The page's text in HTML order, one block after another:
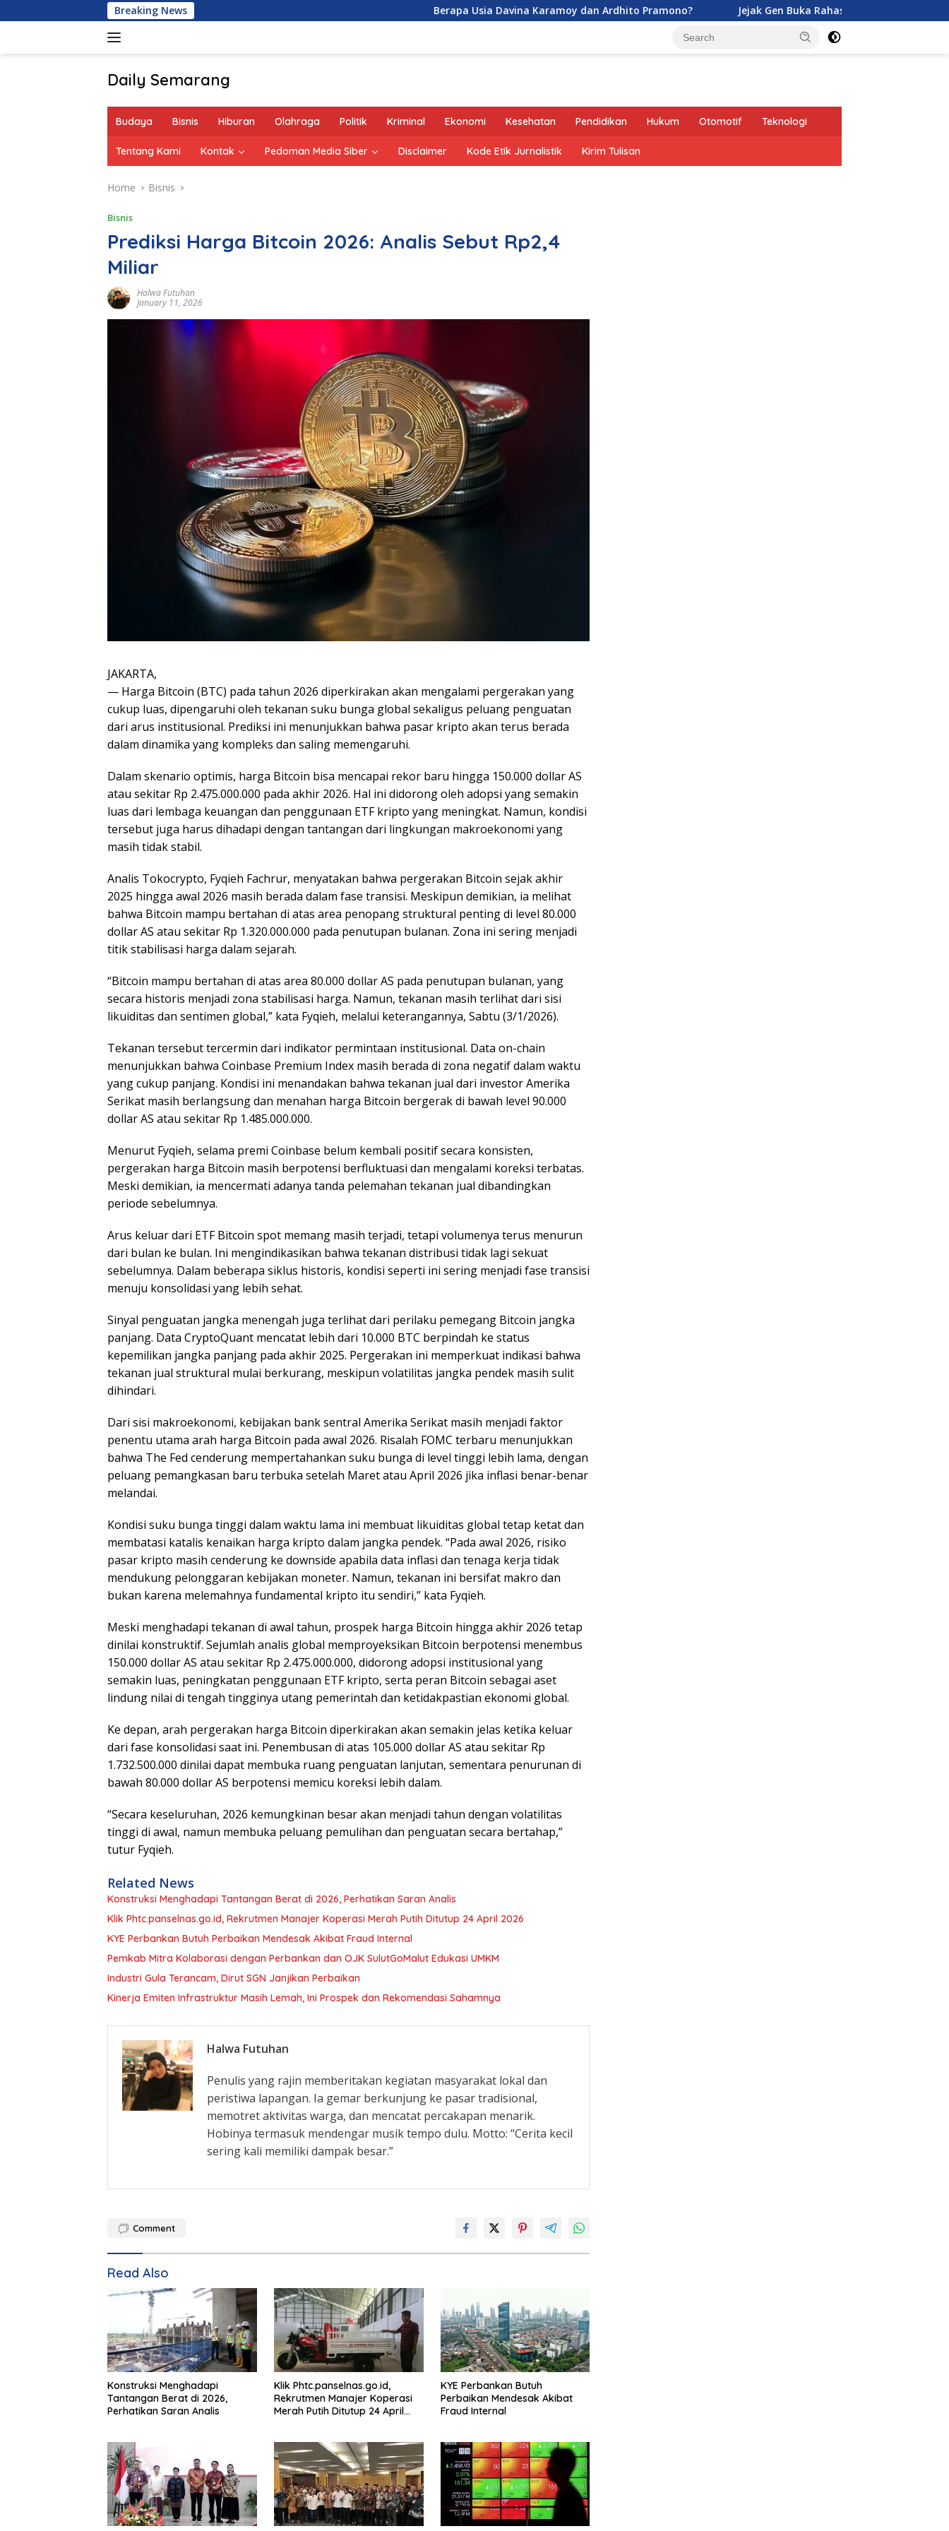
to
Breaking News Berapa Usia Davina Karamoy dan Ardhito Pramono? Jejak Gen Buka Rahasia Kucing di Eropa oleh Tentara
Daily Semarang
Hari
Informasi
Anda"
Budaya Bisnis Hiburan Olahraga Politik Kriminal Ekonomi Kesehatan Pendidikan Hukum Otomotif Teknologi
Tentang Kami Kontak Pedoman Media Siber Disclaimer Kode Etik Jurnalistik Kirim Tulisan
Home Bisnis
Bisnis
Prediksi Harga Bitcoin 2026: Analis Sebut Rp2,4
Miliar
Halwa Futuhan
January 11, 2026
JAKARTA,
— Harga Bitcoin (BTC) pada tahun 2026 diperkirakan akan mengalami pergerakan yang
cukup luas, dipengaruhi oleh tekanan suku bunga global sekaligus peluang penguatan
dari arus institusional. Prediksi ini menunjukkan bahwa pasar kripto akan terus berada
dalam dinamika yang kompleks dan saling memengaruhi.
Dalam skenario optimis, harga Bitcoin bisa mencapai rekor baru hingga 150.000 dollar AS
atau sekitar Rp 2.475.000.000 pada akhir 2026. Hal ini didorong oleh adopsi yang semakin
luas dari lembaga keuangan dan penggunaan ETF kripto yang meningkat. Namun, kondisi
tersebut juga harus dihadapi dengan tantangan dari lingkungan makroekonomi yang
masih tidak stabil.
Analis Tokocrypto, Fyqieh Fachrur, menyatakan bahwa pergerakan Bitcoin sejak akhir
2025 hingga awal 2026 masih berada dalam fase transisi. Meskipun demikian, ia melihat
bahwa Bitcoin mampu bertahan di atas area penopang struktural penting di level 80.000
dollar AS atau sekitar Rp 1.320.000.000 pada penutupan bulanan. Zona ini sering menjadi
titik stabilisasi harga dalam sejarah.
“Bitcoin mampu bertahan di atas area 80.000 dollar AS pada penutupan bulanan, yang
secara historis menjadi zona stabilisasi harga. Namun, tekanan masih terlihat dari sisi
likuiditas dan sentimen global,” kata Fyqieh, melalui keterangannya, Sabtu (3/1/2026).
Tekanan tersebut tercermin dari indikator permintaan institusional. Data on-chain
menunjukkan bahwa Coinbase Premium Index masih berada di zona negatif dalam waktu
yang cukup panjang. Kondisi ini menandakan bahwa tekanan jual dari investor Amerika
Serikat masih berlangsung dan menahan harga Bitcoin bergerak di bawah level 90.000
dollar AS atau sekitar Rp 1.485.000.000.
Menurut Fyqieh, selama premi Coinbase belum kembali positif secara konsisten,
pergerakan harga Bitcoin masih berpotensi berfluktuasi dan mengalami koreksi terbatas.
Meski demikian, ia mencermati adanya tanda pelemahan tekanan jual dibandingkan
periode sebelumnya.
Arus keluar dari ETF Bitcoin spot memang masih terjadi, tetapi volumenya terus menurun
dari bulan ke bulan. Ini mengindikasikan bahwa tekanan distribusi tidak lagi sekuat
sebelumnya. Dalam beberapa siklus historis, kondisi seperti ini sering menjadi fase transisi
menuju konsolidasi yang lebih sehat.
Sinyal penguatan jangka menengah juga terlihat dari perilaku pemegang Bitcoin jangka
panjang. Data CryptoQuant mencatat lebih dari 10.000 BTC berpindah ke status
kepemilikan jangka panjang pada akhir 2025. Pergerakan ini memperkuat indikasi bahwa
tekanan jual struktural mulai berkurang, meskipun volatilitas jangka pendek masih sulit
dihindari.
Dari sisi makroekonomi, kebijakan bank sentral Amerika Serikat masih menjadi faktor
penentu utama arah harga Bitcoin pada awal 2026. Risalah FOMC terbaru menunjukkan
bahwa The Fed cenderung mempertahankan suku bunga di level tinggi lebih lama, dengan
peluang pemangkasan baru terbuka setelah Maret atau April 2026 jika inflasi benar-benar
melandai.
Kondisi suku bunga tinggi dalam waktu lama ini membuat likuiditas global tetap ketat dan
membatasi katalis kenaikan harga kripto dalam jangka pendek. “Pada awal 2026, risiko
pasar kripto masih cenderung ke downside apabila data inflasi dan tenaga kerja tidak
mendukung pelonggaran kebijakan moneter. Namun, tekanan ini bersifat makro dan
bukan karena melemahnya fundamental kripto itu sendiri,” kata Fyqieh.
Meski menghadapi tekanan di awal tahun, prospek harga Bitcoin hingga akhir 2026 tetap
dinilai konstruktif. Sejumlah analis global memproyeksikan Bitcoin berpotensi menembus
150.000 dollar AS atau sekitar Rp 2.475.000.000, didorong adopsi institusional yang
semakin luas, peningkatan penggunaan ETF kripto, serta peran Bitcoin sebagai aset
lindung nilai di tengah tingginya utang pemerintah dan ketidakpastian ekonomi global.
Ke depan, arah pergerakan harga Bitcoin diperkirakan akan semakin jelas ketika keluar
dari fase konsolidasi saat ini. Penembusan di atas 105.000 dollar AS atau sekitar Rp
1.732.500.000 dinilai dapat membuka ruang penguatan lanjutan, sementara penurunan di
bawah 80.000 dollar AS berpotensi memicu koreksi lebih dalam.
“Secara keseluruhan, 2026 kemungkinan besar akan menjadi tahun dengan volatilitas
tinggi di awal, namun membuka peluang pemulihan dan penguatan secara bertahap,”
tutur Fyqieh.
Related News
Konstruksi Menghadapi Tantangan Berat di 2026, Perhatikan Saran Analis
Klik Phtc.panselnas.go.id, Rekrutmen Manajer Koperasi Merah Putih Ditutup 24 April 2026
KYE Perbankan Butuh Perbaikan Mendesak Akibat Fraud Internal
Pemkab Mitra Kolaborasi dengan Perbankan dan OJK SulutGoMalut Edukasi UMKM
Industri Gula Terancam, Dirut SGN Janjikan Perbaikan
Kinerja Emiten Infrastruktur Masih Lemah, Ini Prospek dan Rekomendasi Sahamnya
Halwa Futuhan
Penulis yang rajin memberitakan kegiatan masyarakat lokal dan
peristiwa lapangan. Ia gemar berkunjung ke pasar tradisional,
memotret aktivitas warga, dan mencatat percakapan menarik.
Hobinya termasuk mendengar musik tempo dulu. Motto: “Cerita kecil
sering kali memiliki dampak besar.”
Comment
Read Also
Konstruksi Menghadapi
Tantangan Berat di 2026,
Perhatikan Saran Analis
Klik Phtc.panselnas.go.id,
Rekrutmen Manajer Koperasi
Merah Putih Ditutup 24 April
KYE Perbankan Butuh
Perbaikan Mendesak Akibat
Fraud Internal